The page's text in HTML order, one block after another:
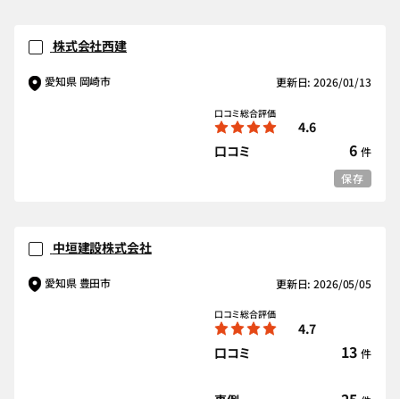
株式会社西建
愛知県 岡崎市 更新日: 2026/01/13
口コミ総合評価
4.6
口コミ
6 件
保存
中垣建設株式会社
愛知県 豊田市 更新日: 2026/05/05
口コミ総合評価
4.7
口コミ
13 件